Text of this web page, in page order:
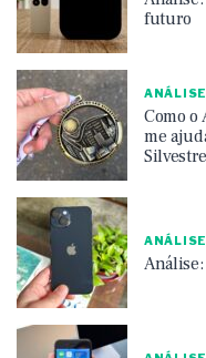
futuro
ANÁLISE
Como o
me
Silvestre
ANÁLISE